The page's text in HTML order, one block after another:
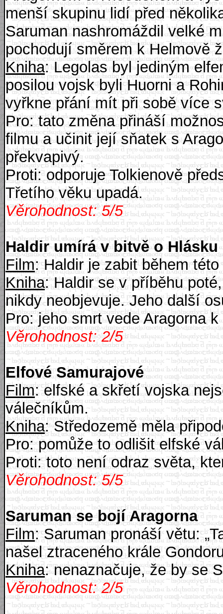
menší skupinu lidí před
Saruman nashromáždil velké
pochodují směrem k Helmově
Kniha: Legolas byl jediným
posilou vojsk byli Huorni a
vyřkne přání mít při sobě více
Pro: tato změna přináší
filmu a učinit její sňatek s
překvapivý.
Proti: odporuje Tolkienově
Třetího věku upadá.
Věrohodnost: 5/5
Haldir umírá v bitvě o Hlásku
Film: Haldir je zabit během této
Kniha: Haldir se v příběhu
nikdy neobjevuje. Jeho další
Pro: jeho smrt vede Aragorna
Věrohodnost: 2/5
Elfové Samurajové
Film: elfské a skřetí vojska
válečníkům.
Kniha: Středozemě měla
Pro: pomůže to odlišit elfské
Proti: toto není odraz světa,
Věrohodnost: 5/5
Saruman se bojí Aragorna
Film: Saruman pronáší větu:
našel ztraceného krále
Kniha: nenaznačuje, že by se
Věrohodnost: 2/5